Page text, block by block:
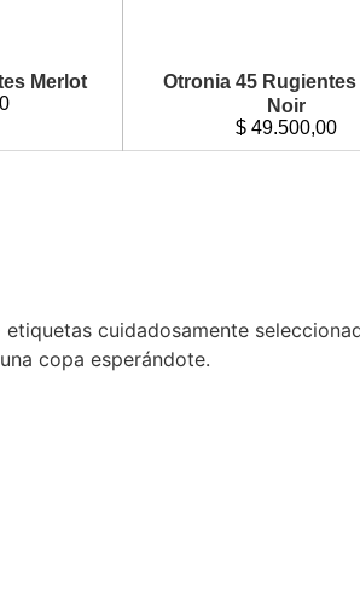
Merlot
Otronia 45
Noir
$ 49.500,00
cuidadosamente
copa esperándote.